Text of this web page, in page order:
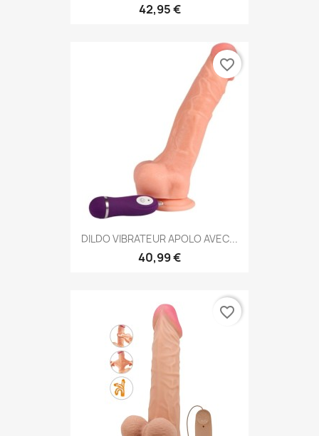
42,95 €
DILDO VIBRATEUR APOLO AVEC...
40,99 €
favorite_border
favorite_border